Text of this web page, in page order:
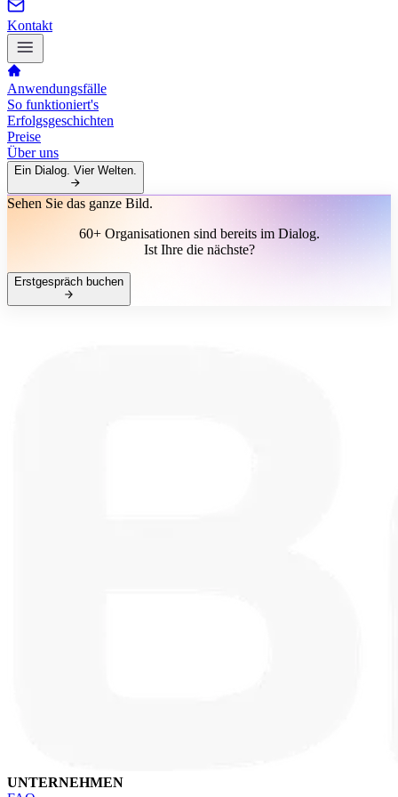
Kontakt
Anwendungsfälle
So funktioniert's
Erfolgsgeschichten
Preise
Über uns
Ein Dialog. Vier Welten.
Sehen Sie das ganze Bild.
60+ Organisationen sind bereits im Dialog.
Ist Ihre die nächste?
Erstgespräch buchen
UNTERNEHMEN